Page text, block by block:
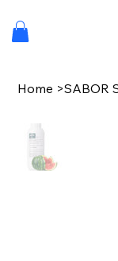
Home >SABOR